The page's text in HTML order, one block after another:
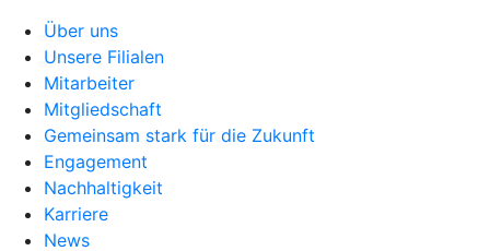
Über uns
Unsere Filialen
Mitarbeiter
Mitgliedschaft
Gemeinsam stark für die Zukunft
Engagement
Nachhaltigkeit
Karriere
News